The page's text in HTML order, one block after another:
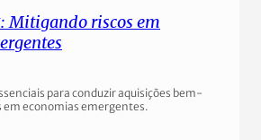
Mitigando riscos em
para conduzir aquisições bem-
em economias emergentes.